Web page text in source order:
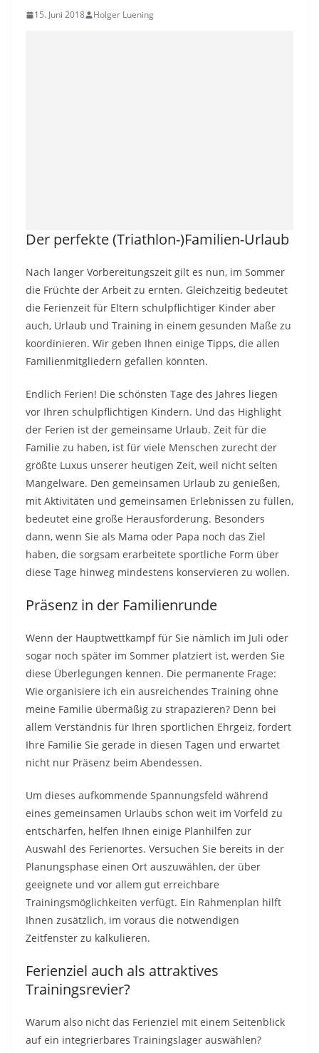
15. Juni 2018 Holger Luening
Der perfekte (Triathlon-)Familien-Urlaub
Nach langer Vorbereitungszeit gilt es nun, im Sommer
die Früchte der Arbeit zu ernten. Gleichzeitig bedeutet
die Ferienzeit für Eltern schulpflichtiger Kinder aber
auch, Urlaub und Training in einem gesunden Maße zu
koordinieren. Wir geben Ihnen einige Tipps, die allen
Familienmitgliedern gefallen könnten.
Endlich Ferien! Die schönsten Tage des Jahres liegen
vor Ihren schulpflichtigen Kindern. Und das Highlight
der Ferien ist der gemeinsame Urlaub. Zeit für die
Familie zu haben, ist für viele Menschen zurecht der
größte Luxus unserer heutigen Zeit, weil nicht selten
Mangelware. Den gemeinsamen Urlaub zu genießen,
mit Aktivitäten und gemeinsamen Erlebnissen zu füllen,
bedeutet eine große Herausforderung. Besonders
dann, wenn Sie als Mama oder Papa noch das Ziel
haben, die sorgsam erarbeitete sportliche Form über
diese Tage hinweg mindestens konservieren zu wollen.
Präsenz in der Familienrunde
Wenn der Hauptwettkampf für Sie nämlich im Juli oder
sogar noch später im Sommer platziert ist, werden Sie
diese Überlegungen kennen. Die permanente Frage:
Wie organisiere ich ein ausreichendes Training ohne
meine Familie übermäßig zu strapazieren? Denn bei
allem Verständnis für Ihren sportlichen Ehrgeiz, fordert
Ihre Familie Sie gerade in diesen Tagen und erwartet
nicht nur Präsenz beim Abendessen.
Um dieses aufkommende Spannungsfeld während
eines gemeinsamen Urlaubs schon weit im Vorfeld zu
entschärfen, helfen Ihnen einige Planhilfen zur
Auswahl des Ferienortes. Versuchen Sie bereits in der
Planungsphase einen Ort auszuwählen, der über
geeignete und vor allem gut erreichbare
Trainingsmöglichkeiten verfügt. Ein Rahmenplan hilft
Ihnen zusätzlich, im voraus die notwendigen
Zeitfenster zu kalkulieren.
Ferienziel auch als attraktives
Trainingsrevier?
Warum also nicht das Ferienziel mit einem Seitenblick
auf ein integrierbares Trainingslager auswählen?